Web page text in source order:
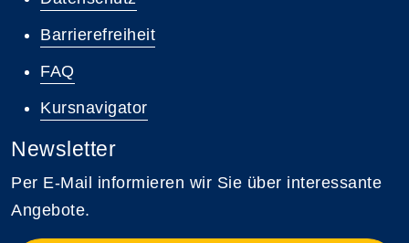
Barrierefreiheit
FAQ
Kursnavigator
Newsletter
Per E-Mail informieren wir Sie über interessante
Angebote.